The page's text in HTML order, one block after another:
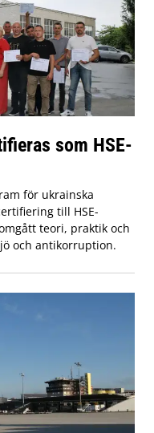
som HSE-
för ukrainska
till HSE-
teori, praktik och
och antikorruption.